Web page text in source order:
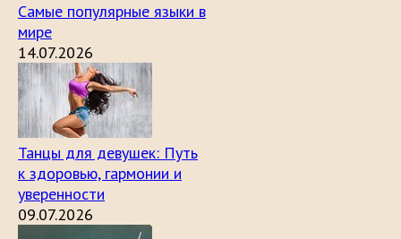
Самые популярные языки в
мире
14.07.2026
Танцы для девушек: Путь
к здоровью, гармонии и
уверенности
09.07.2026